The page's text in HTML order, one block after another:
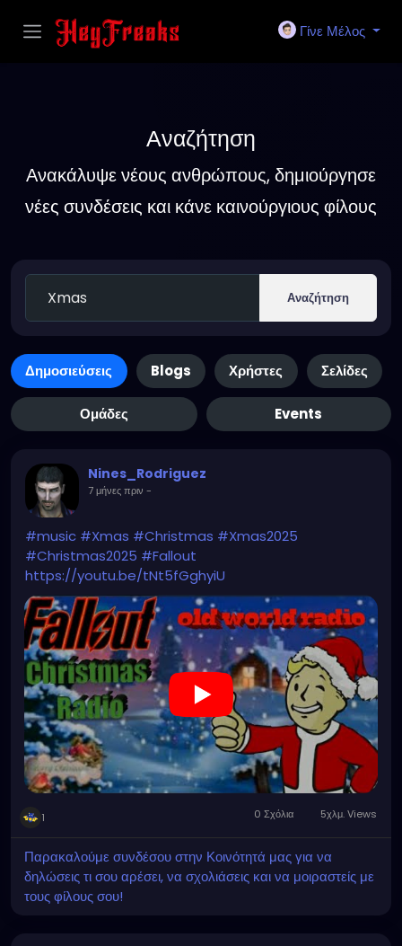
Γίνε Μέλος
Αναζήτηση
Ανακάλυψε νέους ανθρώπους, δημιούργησε
νέες συνδέσεις και κάνε καινούργιους φίλους
Αναζήτηση
Δημοσιεύσεις Blogs Χρήστες Σελίδες
Ομάδες Events
Nines_Rodriguez
7 μήνες πριν -
#music #Xmas #Christmas #Xmas2025
#Christmas2025 #Fallout
https://youtu.be/tNt5fGghyiU
1 0 Σχόλια 5χλμ. Views
Παρακαλούμε συνδέσου στην Κοινότητά μας για να
δηλώσεις τι σου αρέσει, να σχολιάσεις και να μοιραστείς με
τους φίλους σου!